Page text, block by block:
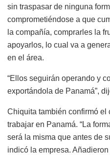
sin traspasar de ninguna
comprometiéndose a que
la compañía, comprarles la
apoyarlos, lo cual va a
en el área.
“Ellos seguirán operando y
exportándola de Panamá”,
Chiquita también confirmó el
trabajar en Panamá. “La
será la misma que antes de
indicó la empresa.